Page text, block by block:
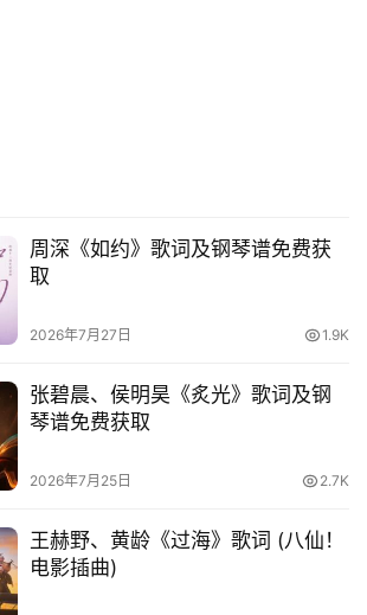
周深《如约》歌词及钢琴谱免费获
取
2026年7月27日 1.9K
张碧晨、侯明昊《炙光》歌词及钢
琴谱免费获取
2026年7月25日 2.7K
王赫野、黄龄《过海》歌词 (八仙！
电影插曲)